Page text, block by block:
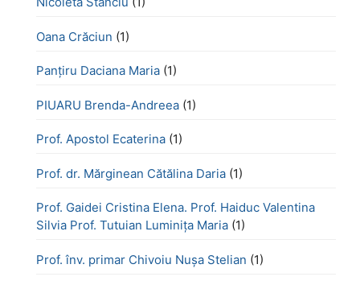
Oana Crăciun (1)
Panțiru Daciana Maria (1)
PIUARU Brenda-Andreea (1)
Prof. Apostol Ecaterina (1)
Prof. dr. Mărginean Cătălina Daria (1)
Prof. Gaidei Cristina Elena. Prof. Haiduc Valentina
Silvia Prof. Tutuian Luminița Maria (1)
Prof. înv. primar Chivoiu Nușa Stelian (1)